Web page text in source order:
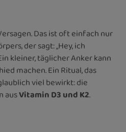
Das ist oft einfach nur
der sagt: „Hey, ich
kleiner, täglicher Anker kann
machen. Ein Ritual, das
viel bewirkt: die
ausVitamin D3 und K2.